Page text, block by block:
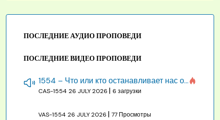
ПОСЛЕДНИЕ АУДИО ПРОПОВЕДИ
ПОСЛЕДНИЕ ВИДЕО ПРОПОВЕДИ
1554 – Что или кто останавливает нас от созидания строения Божия
CAS-1554 26 JULY 2026 | 6 загрузки
VAS-1554 26 JULY 2026 | 77 Просмотры